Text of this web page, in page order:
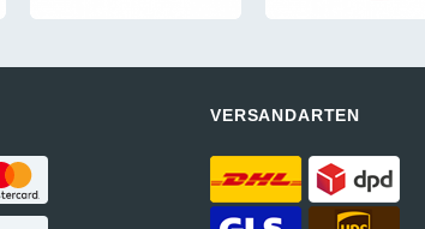
VERSANDARTEN